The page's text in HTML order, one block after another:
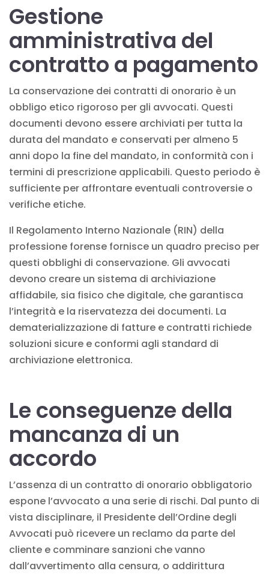
Gestione
amministrativa del
contratto a pagamento
La conservazione dei contratti di onorario è un
obbligo etico rigoroso per gli avvocati. Questi
documenti devono essere archiviati per tutta la
durata del mandato e conservati per almeno 5
anni dopo la fine del mandato, in conformità con i
termini di prescrizione applicabili. Questo periodo è
sufficiente per affrontare eventuali controversie o
verifiche etiche.
Il Regolamento Interno Nazionale (RIN) della
professione forense fornisce un quadro preciso per
questi obblighi di conservazione. Gli avvocati
devono creare un sistema di archiviazione
affidabile, sia fisico che digitale, che garantisca
l’integrità e la riservatezza dei documenti. La
dematerializzazione di fatture e contratti richiede
soluzioni sicure e conformi agli standard di
archiviazione elettronica.
Le conseguenze della
mancanza di un
accordo
L’assenza di un contratto di onorario obbligatorio
espone l’avvocato a una serie di rischi. Dal punto di
vista disciplinare, il Presidente dell’Ordine degli
Avvocati può ricevere un reclamo da parte del
cliente e comminare sanzioni che vanno
dall’avvertimento alla censura, o addirittura